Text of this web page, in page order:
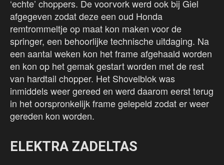
‘echte’ choppers. De voorvork werd ook bij Giel
afgegeven zodat deze een oud Honda
remtrommeltje op maat kon maken voor de
springer, een behoorlijke technische uitdaging. Na
een aantal weken kon het frame afgehaald worden
en kon op het gemak gestart worden met de rest
van hardtail chopper. Het Shovelblok was
inmiddels weer gereed en werd daarom eerst terug
in het oorspronkelijk frame gelepeld zodat er weer
gereden kon worden.
ELEKTRA ZADELTAS